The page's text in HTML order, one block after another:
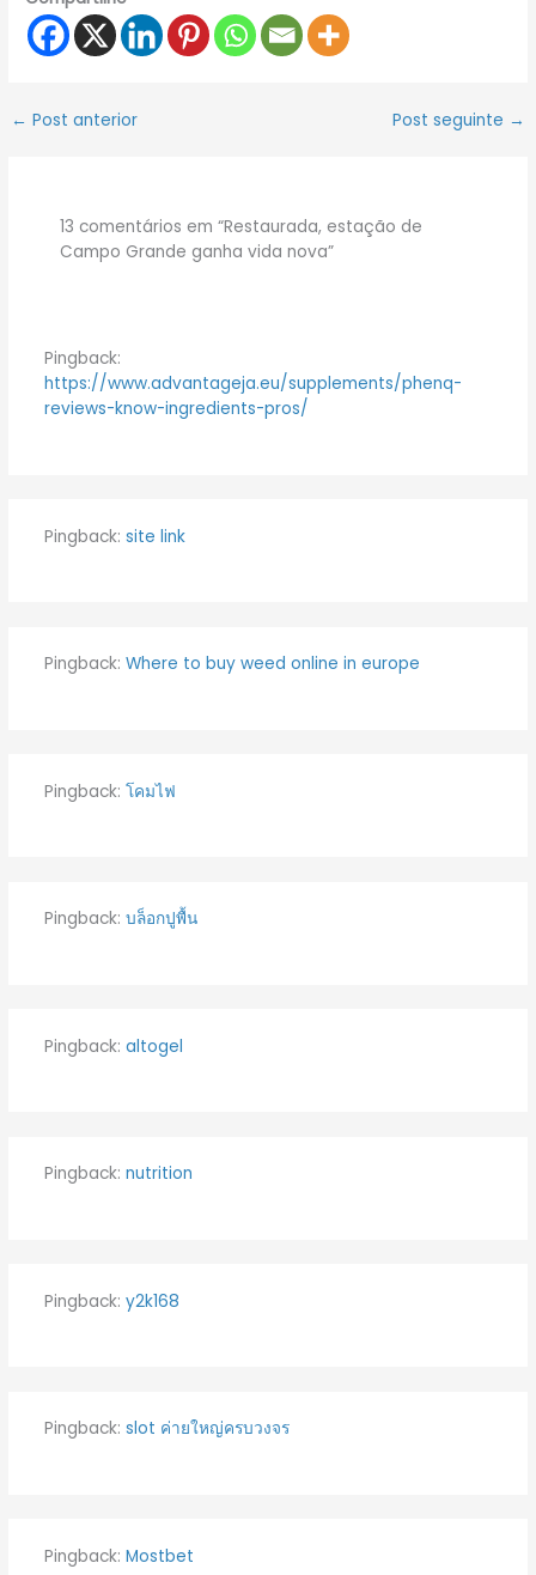
← Post anterior Post seguinte →
13 comentários em “Restaurada, estação de
Campo Grande ganha vida nova”
Pingback:
https://www.advantageja.eu/supplements/phenq-
reviews-know-ingredients-pros/
Pingback: site link
Pingback: Where to buy weed online in europe
Pingback: โคมไฟ
Pingback: บล็อกปูพื้น
Pingback: altogel
Pingback: nutrition
Pingback: y2k168
Pingback: slot ค่ายใหญ่ครบวงจร
Pingback: Mostbet